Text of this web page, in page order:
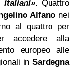
italiani». Quattro
Alfanonei
al quattro per
accedere alla
europeo alle
in Sardegna